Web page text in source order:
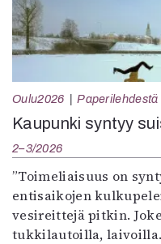
Oulu2026 Paperilehdestä
Kaupunki syntyy
2–3/2026
”Toimeliaisuus on
entisaikojen
vesireittejä pitkin.
tukkilautoilla,